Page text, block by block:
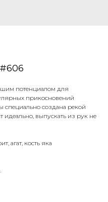
потенциалом для
прикосновений
специально создана рекой
выпускать из рук не
агат, кость яка